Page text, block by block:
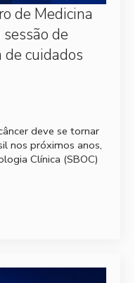
de Medicina
de
cuidados
deve se tornar
nos próximos anos,
Clínica (SBOC)